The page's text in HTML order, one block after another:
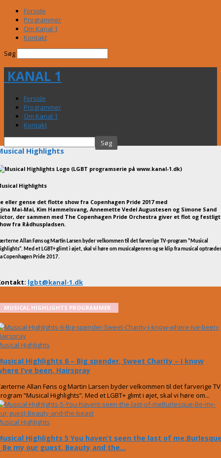
Forside
Programmer
Om Kanal 1
Kontakt
Søg
KANAL 1
Forside
Programmer
Om Kanal 1
Kontakt
Highlights
Highlights
eller gense det flotte show fra Copenhagen Pride 2017 med
Mai-Mai, Kim Hammelsvang, Annemette Vedel Augustesen og Simone Sand
der sammen med The Copenhagen Pride Orchestra giver et flot og festligt
fra Rådhuspladsen.
Allan Føns og Martin Larsen byder velkommen til det farverige TV-program ”Musical
Med et LGBT+ glimt i øjet, skal vi høre om musicalgenren og se klip fra musical
Copenhagen Pride 2017.
lgbt@kanal-1.dk
MUSICAL HIGHLIGHTS PROGRAMMER
Highlights
Highlights 6 – Big spender, Sweet Charity – I know
I’ve been, Hairspray
Allan Føns og Martin Larsen byder velkommen til det farverige
”Musical Highlights”. Med et LGBT+ glimt i øjet, skal vi høre om...
Highlights
Highlights 5 You haven’t seen the last of
Be my our guest, Beauty and the...